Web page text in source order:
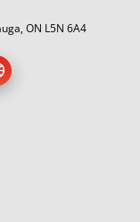
ON L5N 6A4